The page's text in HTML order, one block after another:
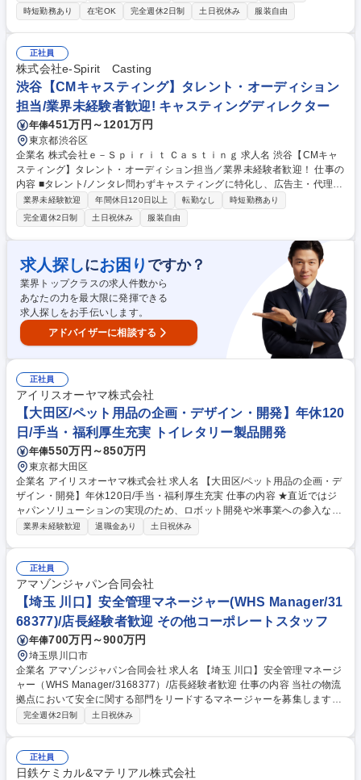
クトマネージャーが 担ってきましたが、サービスの成長・品質課題の高ま
りからQA活動をより促進するために、QA組織の拡大を進めています。■
サービスの特性を考慮した品質目標設定と戦略の策定■品質戦略に基づい
たテスト計画の作成とシステムテスト、受け入れテストの遂行■担当サー
ビスにおけるテストプロセスの設計・運用・実行、および開発チーム内で
の推進■サービス品質向上を意識したサービス企画・技術設計へのQAレビ
ュー 等 募集職種 【QAエンジニア / Yahoo!ショッピング】
時短勤務あり
在宅OK 完全週休2日制 土日祝休み 服装自由
正社員
株式会社e-Spirit Casting
渋谷【CMキャスティング】タレント・オーディション
担当/業界未経験者歓迎! キャスティングディレクター
年俸451万円～1201万円
東京都渋谷区
企業名 株式会社ｅ－Ｓｐｉｒｉｔ Ｃａｓｔｉｎｇ 求人名 渋谷【CMキャ
スティング】タレント・オーディション担当／業界未経験者歓迎！ 仕事の
内容 ■タレント/ノンタレ問わずキャスティングに特化し、広告主・代理
店・制作会社と連携してテレビ/WEB等のCM案件を推進する当社にて、案
件ごとにタレントの選定・提案から撮影当日のフォローまでお任せしま
す。 【具体的な業務】◎CMディレクターやプロデューサーとの連携・条
件交渉・広告企画段階でのキャスト要件の整理、◎6万人超の独自DBを活
用した候補キャストのリストアップ・提案資料作成・社内外の合意形成、
◎クライアント/芸能事務所等の各種ステークホルダーとの条件交渉・スケ
ジュール調整・契約手続、◎撮影日から逆算した工程管理（予算・人員・
ロケーションの段取り）、◎撮影当日の最終調整・出演者フォロー等 募集
職種 渋谷【CMキャスティング】タレント・オーディション担当／業界未
経験者歓迎！
業界未経験歓迎 年間休日120日以上 転勤なし
時短勤務あり
完全週休2日制
土日祝休み 服装自由
求人探しにお困り ですか？
業界トップクラスの求人件数から
あなたの力を最大限に発揮できる
求人探しをお手伝いします。
アドバイザーに相談する
正社員
アイリスオーヤマ株式会社
【大田区/ペット用品の企画・デザイン・開発】年休120
日/手当・福利厚生充実 トイレタリー製品開発
年俸550万円～850万円
東京都大田区
企業名 アイリスオーヤマ株式会社 求人名 【大田区/ペット用品の企画・デ
ザイン・開発】年休120日/手当・福利厚生充実 仕事の内容 ★直近ではジ
ャパンソリューションの実現のため、ロボット開発や米事業への参入など
社会課題の解決にも真摯に取り組んでいます。各種手当・福利厚生が充実
ディア提案 ・商品開発・設計 ・量産立ち上げ ・ＯＥＭ開発、等の業務を
担っていただきます【開発可能性のある製品例】・トイレタリー用品およ
び消耗品 ・ケージ/サークル/フェンス等 ・ペットキャリー/お出かけ用品
・ペットフード、等【魅力】裁量権◎、ご自身アイデアがすぐに商品化さ
れるチャンスがあります。 募集職種 【大田区/ペット用品の企画・デザイ
ン・開発】年休120日/手当・福利厚生充実
業界未経験歓迎 退職金あり 土日祝休み
正社員
アマゾンジャパン合同会社
【埼玉 川口】安全管理マネージャー(WHS Manager/31
68377)/店長経験者歓迎 その他コーポレートスタッフ
年俸700万円～900万円
埼玉県川口市
企業名 アマゾンジャパン合同会社 求人名 【埼玉 川口】安全管理マネージ
ャー（WHS Manager/3168377）/店長経験者歓迎 仕事の内容 当社の物流
拠点において安全に関する部門をリードするマネージャーを募集します。
オペレーション各部門と効率的に連携し、安全文化を創造することで、お
メントと内部監査の実施 ■防火・防災対策の計画立案と導入 ■1～2名程度
の直属の部下の採用、勤怠管理、業務指導、キャリア開発・育成 募集職種
完全週休2日制 土日祝休み
正社員
日鉄ケミカル&マテリアル株式会社